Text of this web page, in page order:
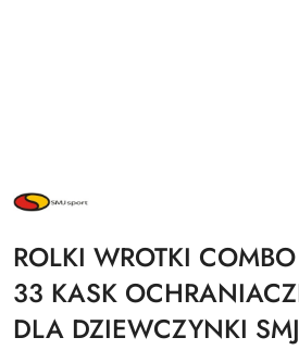
NAZWA
PRODUCENTA:
ROLKI WROTKI
33 KASK
DLA DZIEWCZYNKI SMJ